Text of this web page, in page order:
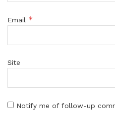
Email *
Site
Notify me of follow-up